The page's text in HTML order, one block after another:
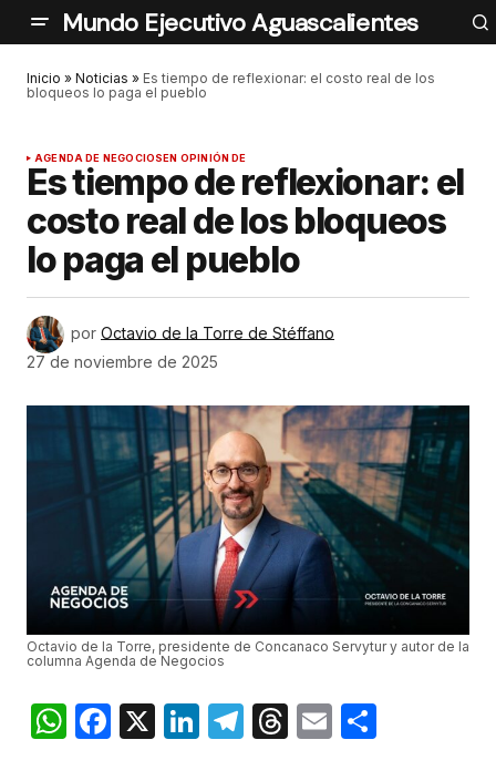
Mundo Ejecutivo Aguascalientes
Inicio » Noticias » Es tiempo de reflexionar: el costo real de los
bloqueos lo paga el pueblo
AGENDA DE NEGOCIOSEN OPINIÓN DE
Es tiempo de reflexionar: el
costo real de los bloqueos
lo paga el pueblo
por Octavio de la Torre de Stéffano
27 de noviembre de 2025
Octavio de la Torre, presidente de Concanaco Servytur y autor de la
columna Agenda de Negocios
WhatsApp
Facebook
X LinkedIn
Telegram
Threads
Email